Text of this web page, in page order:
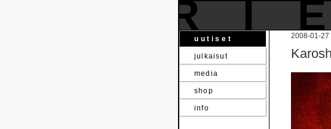
uutiset
julkaisut
media
shop
info
2008-01-27